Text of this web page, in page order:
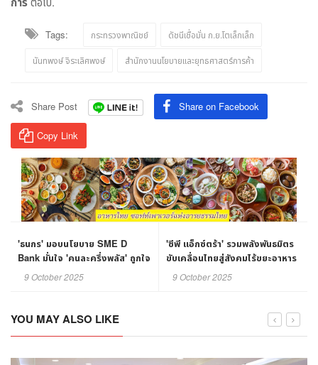
Tags: กระทรวงพาณิชย์ ดัชนีเชื่อมั่น ก.ย.โตเล็กเล็ก
นันทพงษ์ จิระเลิศพงษ์ สำนักงานนโยบายและยุทธศาสตร์การค้า
Share Post Share on Facebook
Copy Link
'ธนกร' มอบนโยบาย SME D
Bank มั่นใจ 'คนละครึ่งพลัส' ถูกใจ
ประชาชนแน่นอน
9 October 2025
'ซีพี แอ็กซ์ตร้า' รวมพลังพันธมิตร
ขับเคลื่อนไทยสู่สังคมไร้ขยะอาหาร
ในงาน 'THAILAND ZERO FOOD
9 October 2025
YOU MAY ALSO LIKE